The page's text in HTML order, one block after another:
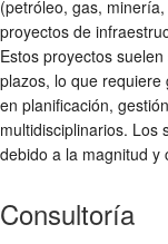
(petróleo, gas,
proyectos de
Estos proyectos
plazos, lo que
en planificación,
multidisciplinarios. Los
debido a la magnitud y
Consultoría